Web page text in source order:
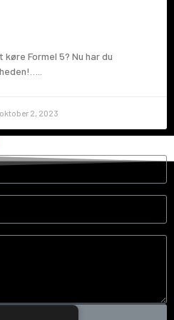
Formel 5? Nu har du
oktober 2, 2023